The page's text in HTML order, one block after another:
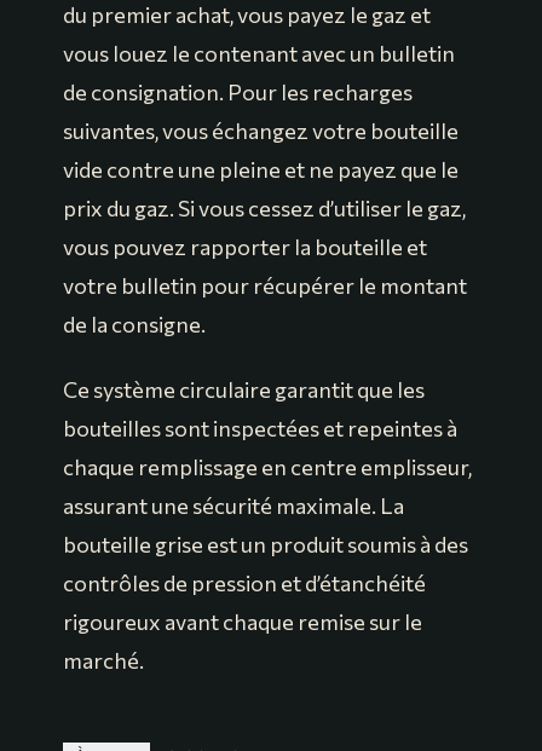
du premier achat, vous payez le gaz et
vous louez le contenant avec un bulletin
de consignation. Pour les recharges
suivantes, vous échangez votre bouteille
vide contre une pleine et ne payez que le
prix du gaz. Si vous cessez d’utiliser le gaz,
vous pouvez rapporter la bouteille et
votre bulletin pour récupérer le montant
de la consigne.
Ce système circulaire garantit que les
bouteilles sont inspectées et repeintes à
chaque remplissage en centre emplisseur,
assurant une sécurité maximale. La
bouteille grise est un produit soumis à des
contrôles de pression et d’étanchéité
rigoureux avant chaque remise sur le
marché.